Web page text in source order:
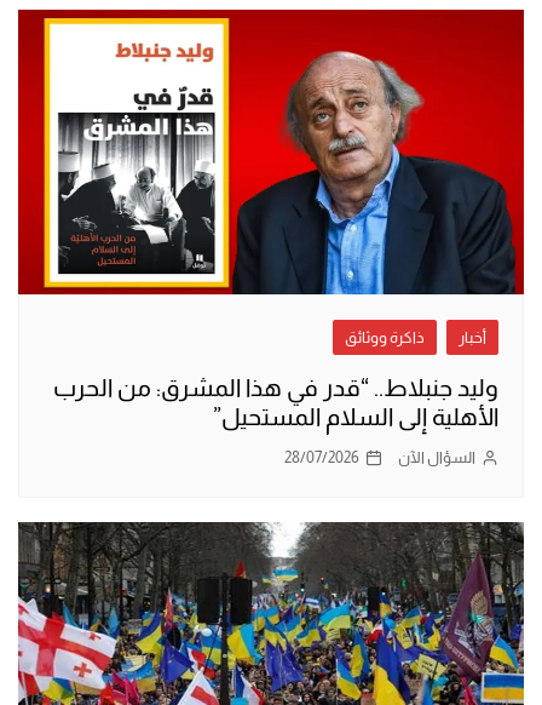
أخبار ذاكرة ووثائق
وليد جنبلاط.. “قدر في هذا المشرق: من الحرب
الأهلية إلى السلام المستحيل”
السؤال الآن 28/07/2026